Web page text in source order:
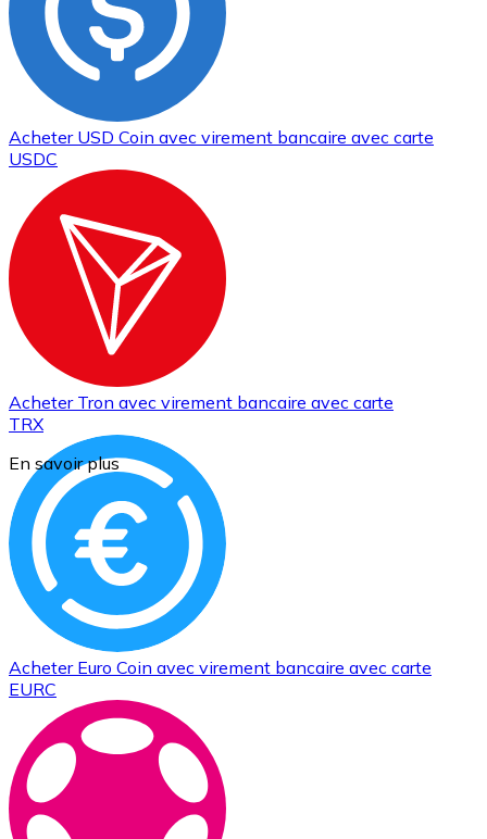
Acheter USD Coin avec virement bancaire avec carte
USDC
Acheter Tron avec virement bancaire avec carte
TRX
Acheter Euro Coin avec virement bancaire avec carte
EURC
En savoir plus